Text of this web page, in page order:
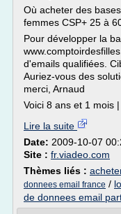
Où acheter des
femmes CSP+ 25 à
Pour développer la
d'emails qualifiées.
Auriez-vous des
merci, Arnaud
Voici 8 ans et 1 mois
Lire la suite
Date: 2009-10-07
Site : fr.viadeo.com
Thèmes liés :
donnees email france /
de donnees email